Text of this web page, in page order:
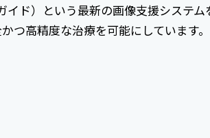
ド）という最新の画像支援システム
つ高精度な治療を可能にしています。